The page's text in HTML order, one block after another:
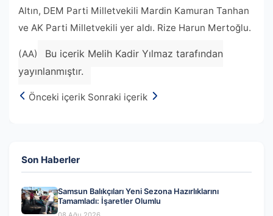
Altın, DEM Parti Milletvekili Mardin Kamuran Tanhan
ve AK Parti Milletvekili yer aldı. Rize Harun Mertoğlu.
(AA)
Bu içerik Melih Kadir Yılmaz tarafından
yayınlanmıştır.
Önceki içerik Sonraki içerik
Son Haberler
Samsun Balıkçıları Yeni Sezona Hazırlıklarını
Tamamladı: İşaretler Olumlu